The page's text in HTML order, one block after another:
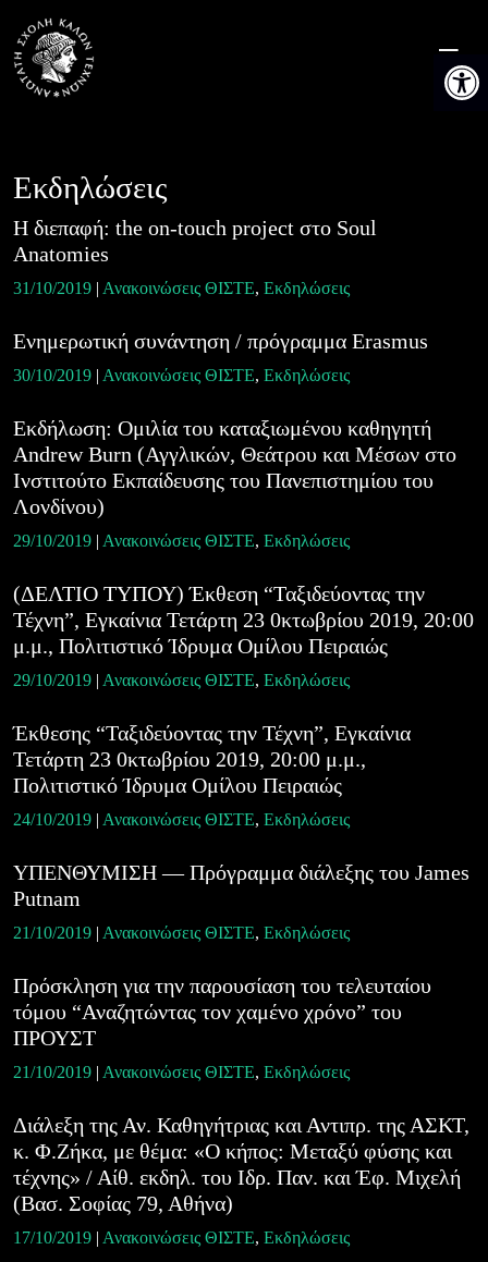
content
Εκδηλώσεις
H διεπαφή: the on-touch project στο Soul
Anatomies
31/10/2019 | Ανακοινώσεις ΘΙΣΤΕ, Εκδηλώσεις
Ενημερωτική συνάντηση / πρόγραμμα Erasmus
30/10/2019 | Ανακοινώσεις ΘΙΣΤΕ, Εκδηλώσεις
Εκδήλωση: Ομιλία του καταξιωμένου καθηγητή
Andrew Burn (Αγγλικών, Θεάτρου και Μέσων στο
Ινστιτούτο Εκπαίδευσης του Πανεπιστημίου του
Λονδίνου)
29/10/2019 | Ανακοινώσεις ΘΙΣΤΕ, Εκδηλώσεις
(ΔΕΛΤΙΟ ΤΥΠΟΥ) Έκθεση “Ταξιδεύοντας την
Τέχνη”, Εγκαίνια Τετάρτη 23 0κτωβρίου 2019, 20:00
μ.μ., Πολιτιστικό Ίδρυμα Ομίλου Πειραιώς
29/10/2019 | Ανακοινώσεις ΘΙΣΤΕ, Εκδηλώσεις
Έκθεσης “Ταξιδεύοντας την Τέχνη”, Εγκαίνια
Τετάρτη 23 0κτωβρίου 2019, 20:00 μ.μ.,
Πολιτιστικό Ίδρυμα Ομίλου Πειραιώς
24/10/2019 | Ανακοινώσεις ΘΙΣΤΕ, Εκδηλώσεις
ΥΠΕΝΘΥΜΙΣΗ — Πρόγραμμα διάλεξης του James
Putnam
21/10/2019 | Ανακοινώσεις ΘΙΣΤΕ, Εκδηλώσεις
Πρόσκληση για την παρουσίαση του τελευταίου
τόμου “Αναζητώντας τον χαμένο χρόνο” του
ΠΡΟΥΣΤ
21/10/2019 | Ανακοινώσεις ΘΙΣΤΕ, Εκδηλώσεις
Διάλεξη της Αν. Καθηγήτριας και Αντιπρ. της ΑΣΚΤ,
κ. Φ.Ζήκα, με θέμα: «Ο κήπος: Μεταξύ φύσης και
τέχνης» / Αίθ. εκδηλ. του Ιδρ. Παν. και Έφ. Μιχελή
(Βασ. Σοφίας 79, Αθήνα)
17/10/2019 | Ανακοινώσεις ΘΙΣΤΕ, Εκδηλώσεις